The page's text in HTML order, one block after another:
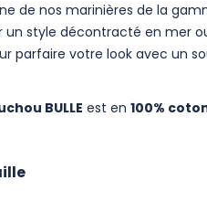
de nos marinières de la
un style décontracté en mer
parfaire votre look avec un
BULLE est en 100%